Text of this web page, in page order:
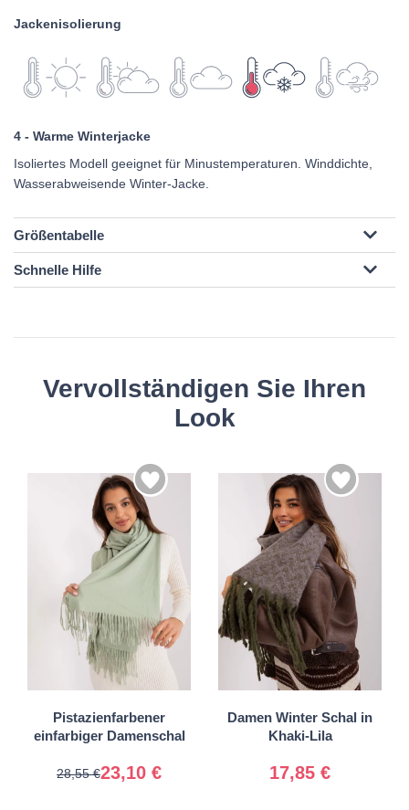
Jackenisolierung
4 - Warme Winterjacke
Isoliertes Modell geeignet für Minustemperaturen. Winddichte,
Wasserabweisende Winter-Jacke.
Größentabelle
Schnelle Hilfe
Vervollständigen Sie Ihren
Look
Pistazienfarbener
einfarbiger Damenschal
23,10 €
28,55 €
Damen Winter Schal in
Khaki-Lila
17,85 €